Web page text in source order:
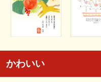
かわいい